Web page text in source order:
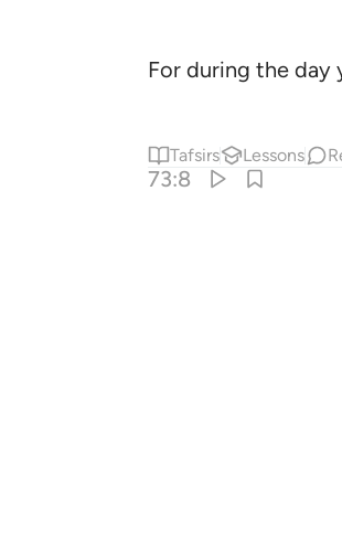
For during the day
Tafsirs Lessons
73:8